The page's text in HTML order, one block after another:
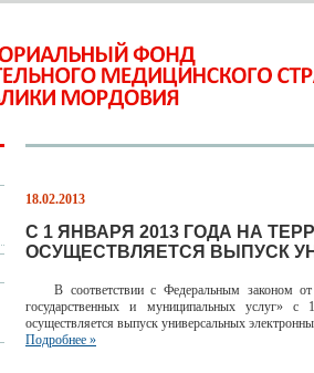
18.02.2013
С 1 ЯНВАРЯ 2013 ГОДА НА
ОСУЩЕСТВЛЯЕТСЯ ВЫПУСК
В соответствии с Федеральным законом от
государственных и муниципальных услуг»
осуществляется выпуск универсальных
Подробнее »